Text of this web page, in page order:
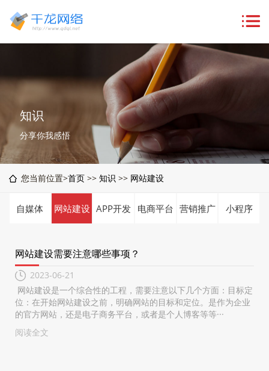
知识
分享你我感悟
您当前位置>首页 >> 知识 >> 网站建设
自媒体 网站建设 APP开发 电商平台 营销推广 小程序
网站建设需要注意哪些事项？
2023-06-21
网站建设是一个综合性的工程，需要注意以下几个方面：目标定
位：在开始网站建设之前，明确网站的目标和定位。是作为企业
的官方网站，还是电子商务平台，或者是个人博客等等···
阅读全文